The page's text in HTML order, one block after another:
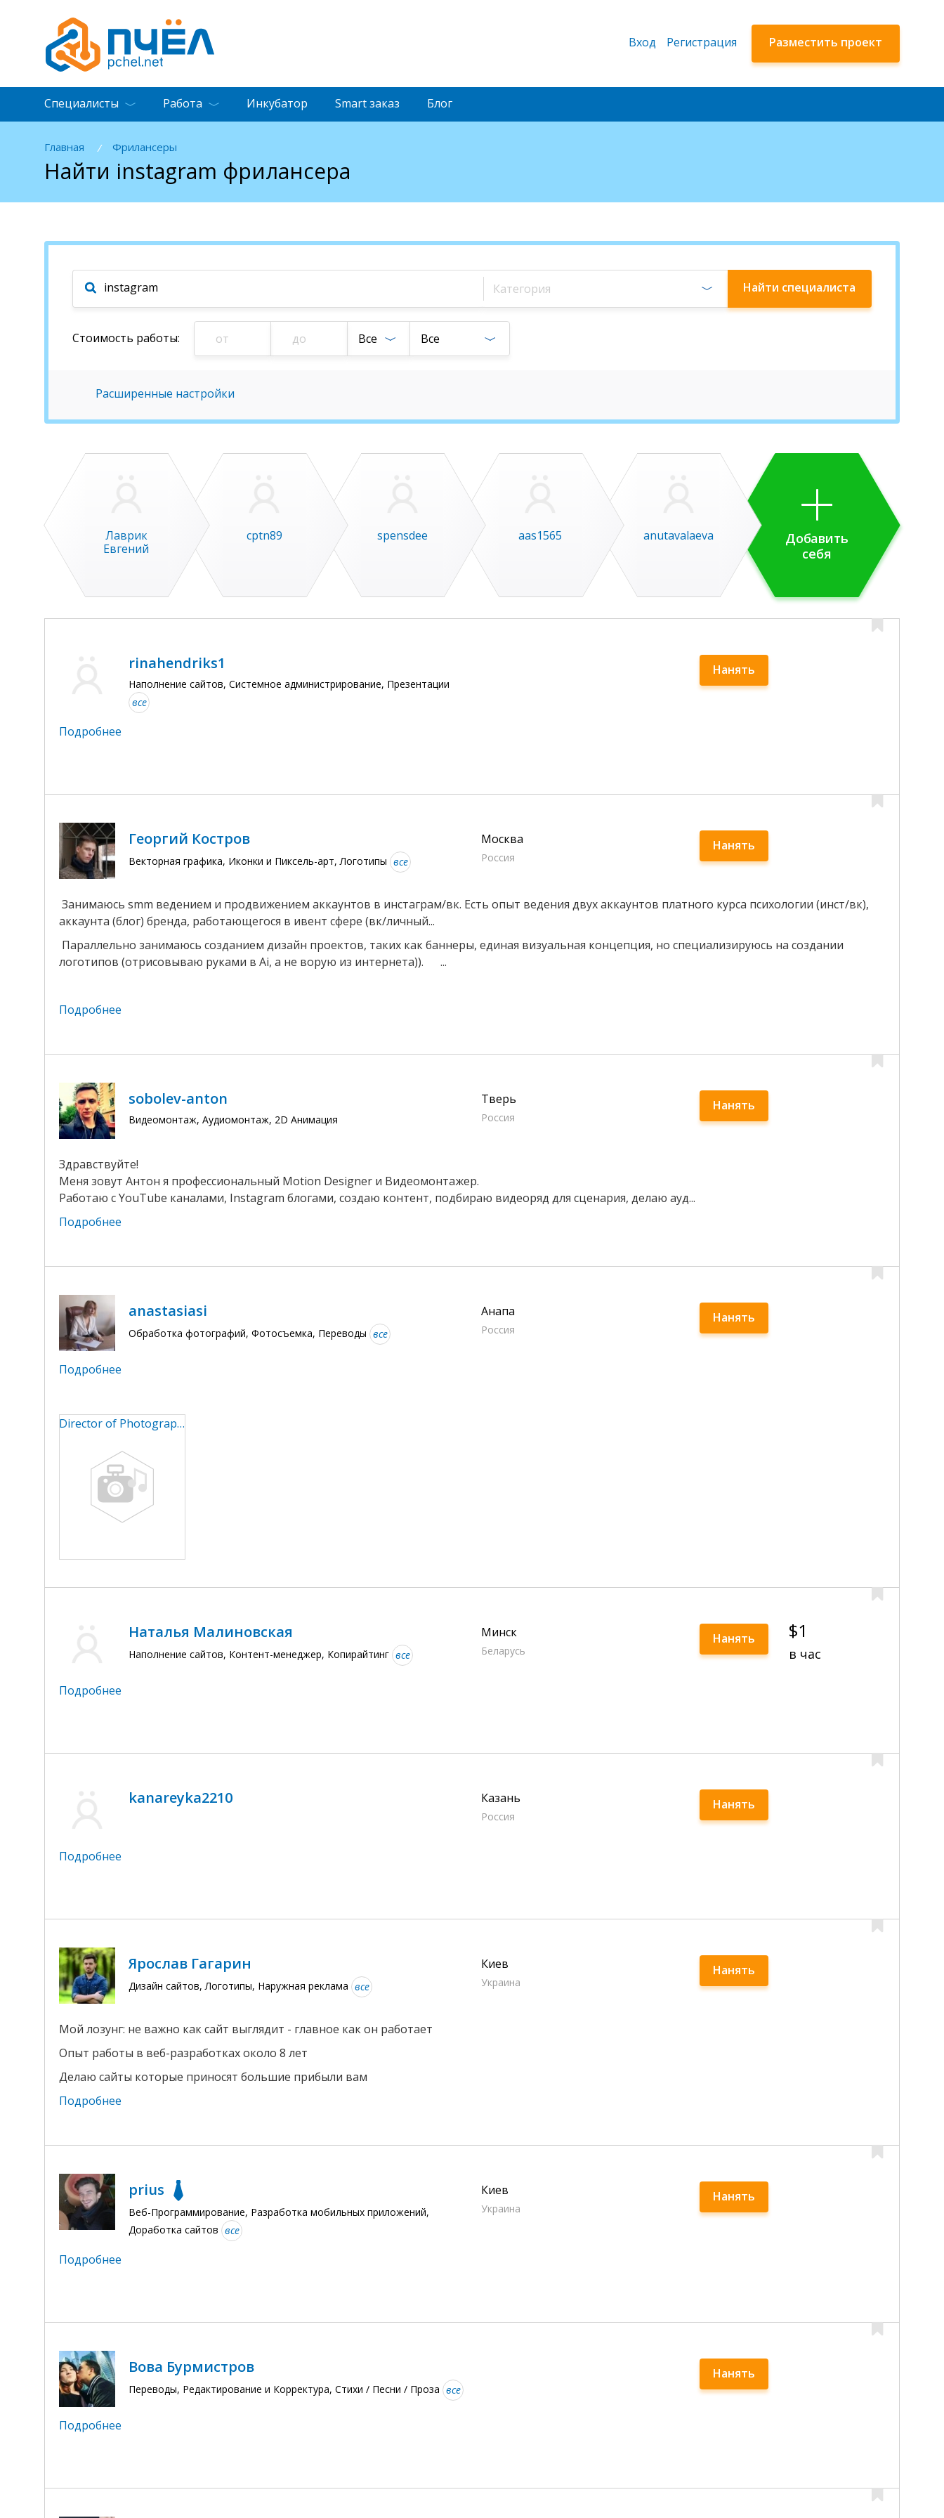
Главная / Фрилансеры
Найти instagram фрилансера
Категория Найти специалиста
Стоимость работы: Все Все
Расширенные настройки
Добавить
себя
anutavalaeva
aas1565
spensdee
cptn89
Лаврик
Евгений
rinahendriks1
Наполнение сайтов, Системное администрирование, Презентации
все
Нанять
Подробнее
Георгий Костров
Векторная графика, Иконки и Пиксель-арт, Логотипы все
Москва
Россия
Нанять
Занимаюсь smm ведением и продвижением аккаунтов в инстаграм/вк. Есть опыт ведения двух аккаунтов платного курса психологии (инст/вк),
аккаунта (блог) бренда, работающегося в ивент сфере (вк/личный...
Параллельно занимаюсь созданием дизайн проектов, таких как баннеры, единая визуальная концепция, но специализируюсь на создании
логотипов (отрисовываю руками в Ai, а не ворую из интернета)). ...
Подробнее
sobolev-anton
Видеомонтаж, Аудиомонтаж, 2D Анимация
Тверь
Россия
Нанять
Здравствуйте!
Меня зовут Антон я профессиональный Motion Designer и Видеомонтажер.
Работаю с YouTube каналами, Instagram блогами, создаю контент, подбираю видеоряд для сценария, делаю ауд...
Подробнее
anastasiasi
Обработка фотографий, Фотосъемка, Переводы все
Анапа
Россия
Нанять
Подробнее
Director of Photography
Наталья Малиновская
Наполнение сайтов, Контент-менеджер, Копирайтинг все
Минск
Беларусь
$1
в час
Нанять
Подробнее
kanareyka2210 Казань
Россия
Нанять
Подробнее
Ярослав Гагарин
Дизайн сайтов, Логотипы, Наружная реклама все
Киев
Украина
Нанять
Мой лозунг: не важно как сайт выглядит - главное как он работает
Опыт работы в веб-разработках около 8 лет
Делаю сайты которые приносят большие прибыли вам
Подробнее
prius
Веб-Программирование, Разработка мобильных приложений,
Доработка сайтов все
Киев
Украина
Нанять
Подробнее
Вова Бурмистров
Переводы, Редактирование и Корректура, Стихи / Песни / Проза все
Нанять
Подробнее
Вход Регистрация Разместить проект
Специалисты Работа Инкубатор Smartзаказ Блог